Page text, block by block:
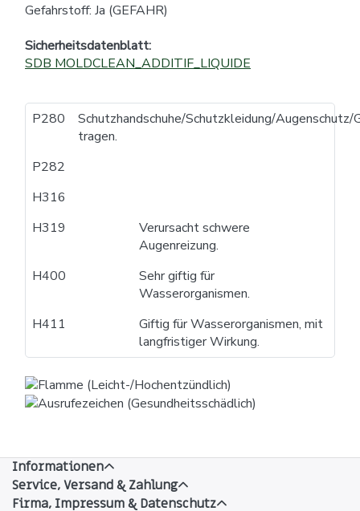
Gefahrstoff: Ja (GEFAHR)
Sicherheitsdatenblatt:
SDB MOLDCLEAN_ADDITIF_LIQUIDE
P280
Schutzhandschuhe/Schutzkleidung/Augenschutz/
tragen.
P282
H316
H319
Verursacht schwere
Augenreizung.
H400
Sehr giftig für
Wasserorganismen.
H411
Giftig für Wasserorganismen, mit
langfristiger Wirkung.
Informationen
Service, Versand & Zahlung
Firma, Impressum & Datenschutz